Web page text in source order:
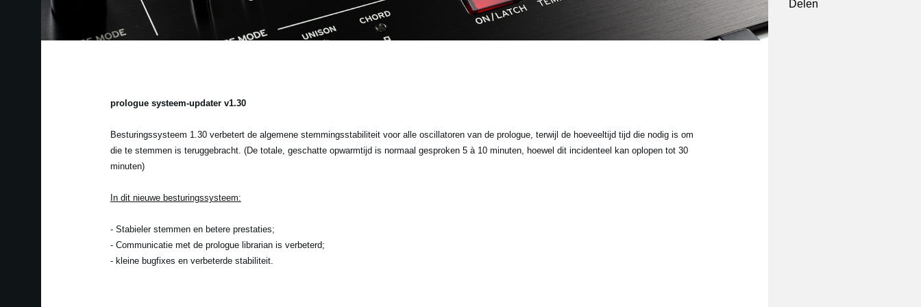
prologue systeem-updater v1.30
Besturingssysteem 1.30 verbetert de algemene stemmingsstabiliteit voor alle oscillatoren van de prologue, terwijl de hoeveeltijd tijd die nodig is om
die te stemmen is teruggebracht. (De totale, geschatte opwarmtijd is normaal gesproken 5 à 10 minuten, hoewel dit incidenteel kan oplopen tot 30
minuten)
In dit nieuwe besturingssysteem:
- Stabieler stemmen en betere prestaties;
- Communicatie met de prologue librarian is verbeterd;
- kleine bugfixes en verbeterde stabiliteit.
Delen